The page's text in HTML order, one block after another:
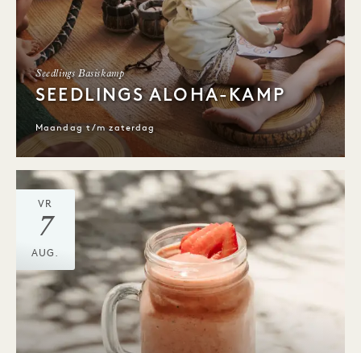
Seedlings Basiskamp
SEEDLINGS ALOHA-KAMP
Maandag t/m zaterdag
VR
7
AUG.